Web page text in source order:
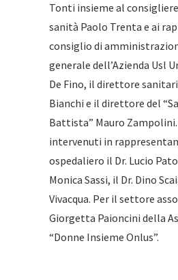
Tonti insieme al
sanità Paolo Trenta e ai
consiglio di
generale dell’Azienda Usl
De Fino, il direttore
Bianchi e il direttore del
Battista” Mauro Zampolini.
intervenuti in
ospedaliero il Dr. Lucio
Monica Sassi, il Dr. Dino
Vivacqua. Per il settore
Giorgetta Paioncini della
“Donne Insieme Onlus”.